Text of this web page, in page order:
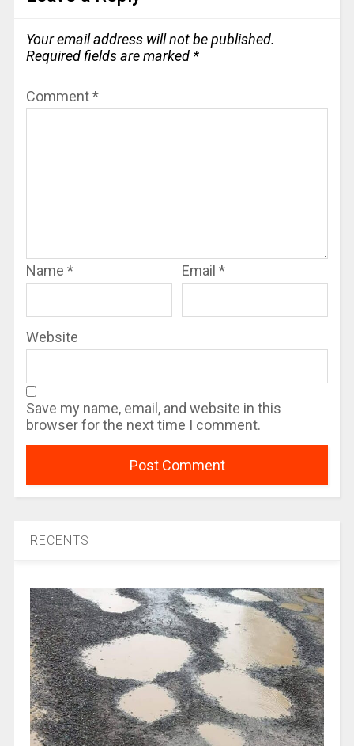
Your email address will not be published.
Required fields are marked *
Comment*
Name * Email *
Website
Save my name, email, and website in this
browser for the next time I comment.
RECENTS